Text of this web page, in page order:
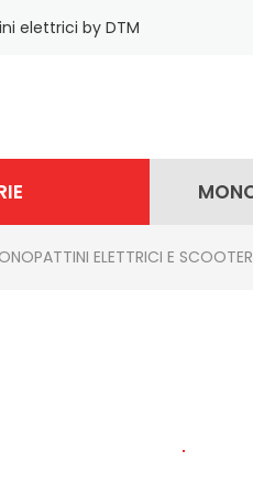
elettrici by DTM
ELETTRICI E SCOOTER